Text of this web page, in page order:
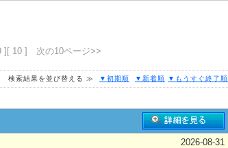
] [ 10 ] 次の10ページ>>
検索結果を並び替える ≫ ▼初期順 ▼新着順 ▼もうすぐ終了順
2026-08-31